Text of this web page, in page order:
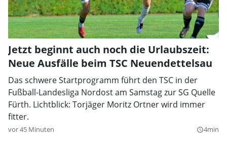
Jetzt beginnt auch noch die Urlaubszeit:
Neue Ausfälle beim TSC Neuendettelsau
Das schwere Startprogramm führt den TSC in der
Fußball-Landesliga Nordost am Samstag zur SG Quelle
Fürth. Lichtblick: Torjäger Moritz Ortner wird immer
fitter.
vor 45 Minuten query_builder4min